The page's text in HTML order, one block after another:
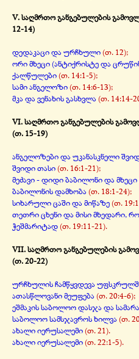
V. საღმრთო განგებულების
12-14)
დედაკაცი და ურჩხული(თ. 12);
ორი მხეცი (ანტიქრისტე და
ქალწულები(თ. 14:1-5);
სამი ანგელოზი(თ. 14:6-13);
მკა და ვენახის გასხვლა (თ. 14:14-
VI. საღმრთო განგებულების
(თ. 15-19)
ანგელოზები და უკანასკნელი
შვიდი თასი(თ. 16:1-21);
მეძავი -დიდი ბაბილონი და მხეცი
ბაბილონის დამხობა (თ. 18:1-24);
სიხარული ცაში და მიწაზე(თ.
თეთრი ცხენი და მისი მხედარი,
ჭეშმარიტად(თ. 19:11-21).
VII. საღმრთო განგებულების
(თ. 20-22)
ურჩხულის ჩამწყვდევა
ათასწლოვანი მეუფება (თ. 20:4-6);
ეშმაკის საბოლოო დასჯა და
საბოლოო სამსჯავროს ხილვა (თ.
ახალი იერუსალემი(თ. 21).
ახალი იერუსალემი(თ.22:1-5).